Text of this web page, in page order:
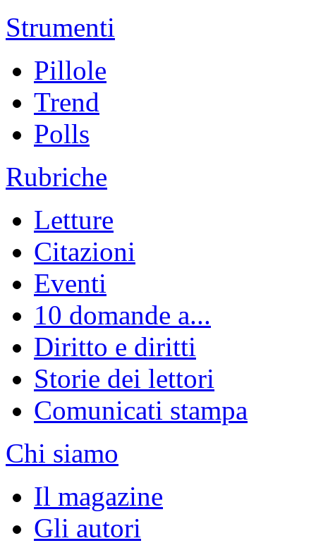
Strumenti
Pillole
Trend
Polls
Rubriche
Letture
Citazioni
Eventi
10 domande a...
Diritto e diritti
Storie dei lettori
Comunicati stampa
Chi siamo
Il magazine
Gli autori